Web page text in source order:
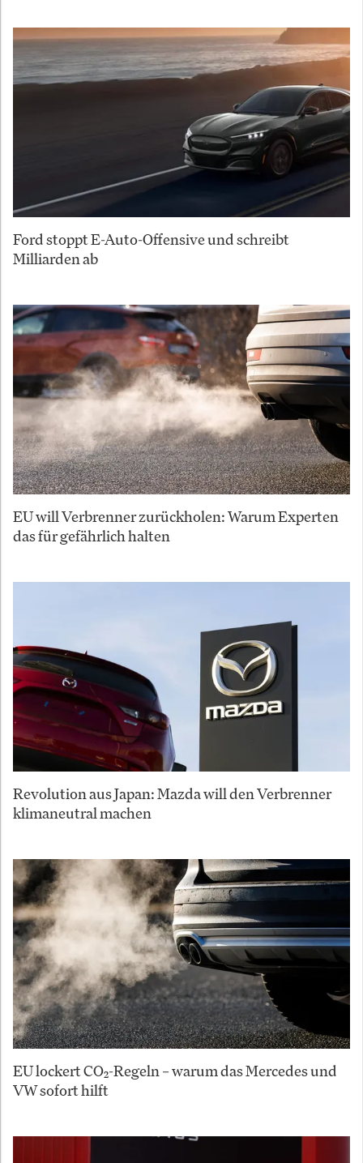
Ford stoppt E-Auto-Offensive und schreibt
Milliarden ab
EU will Verbrenner zurückholen: Warum Experten
das für gefährlich halten
Revolution aus Japan: Mazda will den Verbrenner
klimaneutral machen
EU lockert CO₂-Regeln – warum das Mercedes und
VW sofort hilft